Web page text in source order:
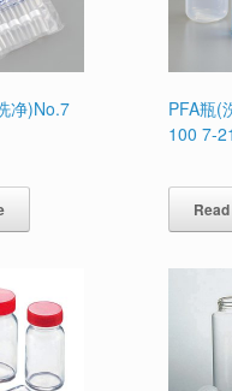
净)No.7
PFA瓶(
100 7-